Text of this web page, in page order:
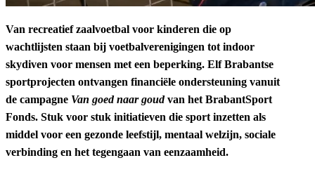
Van recreatief zaalvoetbal voor kinderen die op
wachtlijsten staan bij voetbalverenigingen tot indoor
skydiven voor mensen met een beperking. Elf Brabantse
sportprojecten ontvangen financiële ondersteuning vanuit
de campagne Van goed naar goudvan het BrabantSport
Fonds. Stuk voor stuk initiatieven die sport inzetten als
middel voor een gezonde leefstijl, mentaal welzijn, sociale
verbinding en het tegengaan van eenzaamheid.